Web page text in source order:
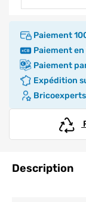
Paiement
Paiement en
Paiement
Expédition
Description